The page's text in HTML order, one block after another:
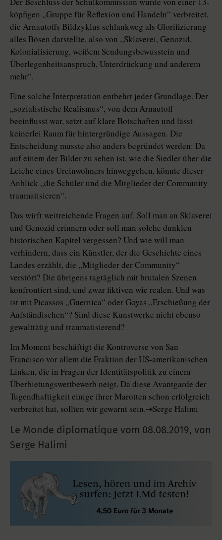
köpfigen „Gruppe für Reflexion und Handeln“ verbreitet,
die Arnautoffs Bildzyklus schlankweg als Glorifizierung
alles Bösen darstellte, also von „Sklaverei, Genozid,
Kolonialisierung, weißem Sendungsbewusstein und
Überlegenheitsanspruch, Unterdrückung und anderem
mehr“.
Eine solche Interpreta­tion entbehrt jeder Grundlage. Der
„so­zia­listische Realismus“, von dem Arnautoff
beeinflusst war, setzt auf klare Botschaften und lässt
keinerlei Raum für hintergründige Aussagen. Die
Entscheidung musste also anders begründet werden: Da
auf einem der Bilder zu sehen ist, wie die Siedler über die
Leiche eines Ureinwohners hinweggehen, könnte dieser
Anblick „die Schüler und die Mitglieder der Community
traumatisieren“.
Das wirft weitreichende Fragen auf. Soll man an Sklaverei
und Genozid erinnern oder soll man solche dunklen
historischen Kapitel vergessen? Und wie will man
verhindern, dass ein Künstler, der die Geschichte eines
Landes erzählt, die „Mitglieder der Community“
verstört? Die übrigens tagtäglich mit brutalen Szenen
konfrontiert sind, und zwar fiktiven wie realen. Und was
ist mit Picassos „Guernica“ oder Goyas „Erschießung der
Aufständischen“? Sind diese Kunstwerke nicht ebenso
gewalttätig und traumatisierend?
Im Moment beschäftigt die Kontroverse von San
Francisco vor allem die Fraktion der US-amerikanischen
Linken, die in Fragen der Identitätspolitik zu einem
Überbietungswettbewerb neigt. Da diese Avantgarde der
Tugendhaftigkeit einige ihrer Marotten schon erfolgreich
verbreitet hat, sollten wir gewarnt sein.⇥Serge Halimi
Le Monde diplomatique vom 08.08.2019, von
Serge Halimi